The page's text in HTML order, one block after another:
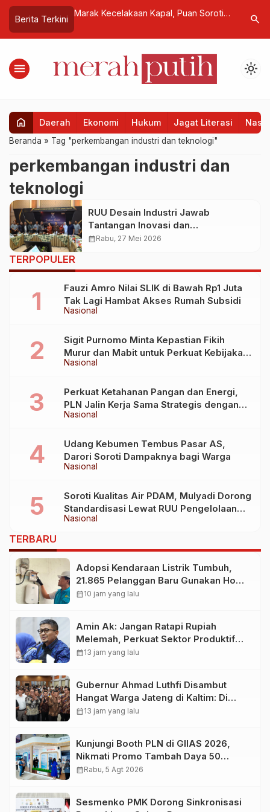
Berita Terkini
di Senayan
Marak Kecelakaan Kapal, Puan Soroti
Transportasi Laut
Financial
search
menu light_mode
home Daerah Ekonomi Hukum Jagat Literasi
Beranda » Tag "perkembangan industri dan teknologi"
perkembangan industri dan
teknologi
RUU Desain Industri Jawab
Tantangan Inovasi dan
Perkembangan Teknologi
calendar_monthRabu, 27 Mei 2026
TERPOPULER
Nasional
Fauzi Amro Nilai SLIK di Bawah Rp1 Juta
Tak Lagi Hambat Akses Rumah Subsidi
Nasional
Sigit Purnomo Minta Kepastian Fikih
Murur dan Mabit untuk Perkuat Kebijakan
Haji
Nasional
Perkuat Ketahanan Pangan dan Energi,
PLN Jalin Kerja Sama Strategis dengan
Kementerian Kelautan dan Perikanan
Nasional
Udang Kebumen Tembus Pasar AS,
Darori Soroti Dampaknya bagi Warga
Nasional
Soroti Kualitas Air PDAM, Mulyadi Dorong
Standardisasi Lewat RUU Pengelolaan
Air Minum
TERBARU
Adopsi Kendaraan Listrik Tumbuh,
21.865 Pelanggan Baru Gunakan Home
Charging Services PLN pada
calendar_month10 jam yang lalu
Amin Ak: Jangan Ratapi Rupiah
Melemah, Perkuat Sektor Produktif
Negara
calendar_month13 jam yang lalu
Gubernur Ahmad Luthfi Disambut
Hangat Warga Jateng di Kaltim: Di
Mana Bumi Dipijak, Di Situ Langit
calendar_month13 jam yang lalu
Kunjungi Booth PLN di GIIAS 2026,
Nikmati Promo Tambah Daya 50
Persen
calendar_monthRabu, 5 Agt 2026
Sesmenko PMK Dorong Sinkronisasi